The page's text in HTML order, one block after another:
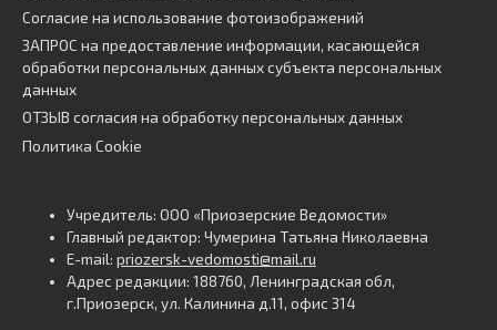
Согласие на использование фотоизображений
ЗАПРОС на предоставление информации, касающейся
обработки персональных данных субъекта персональных
данных
ОТЗЫВ согласия на обработку персональных данных
Политика Cookie
Учредитель: ООО «Приозерские Ведомости»
Главный редактор: Чумерина Татьяна Николаевна
E-mail: priozersk-vedomosti@mail.ru
Адрес редакции: 188760, Ленинградская обл,
г.Приозерск, ул. Калинина д.11, офис 314